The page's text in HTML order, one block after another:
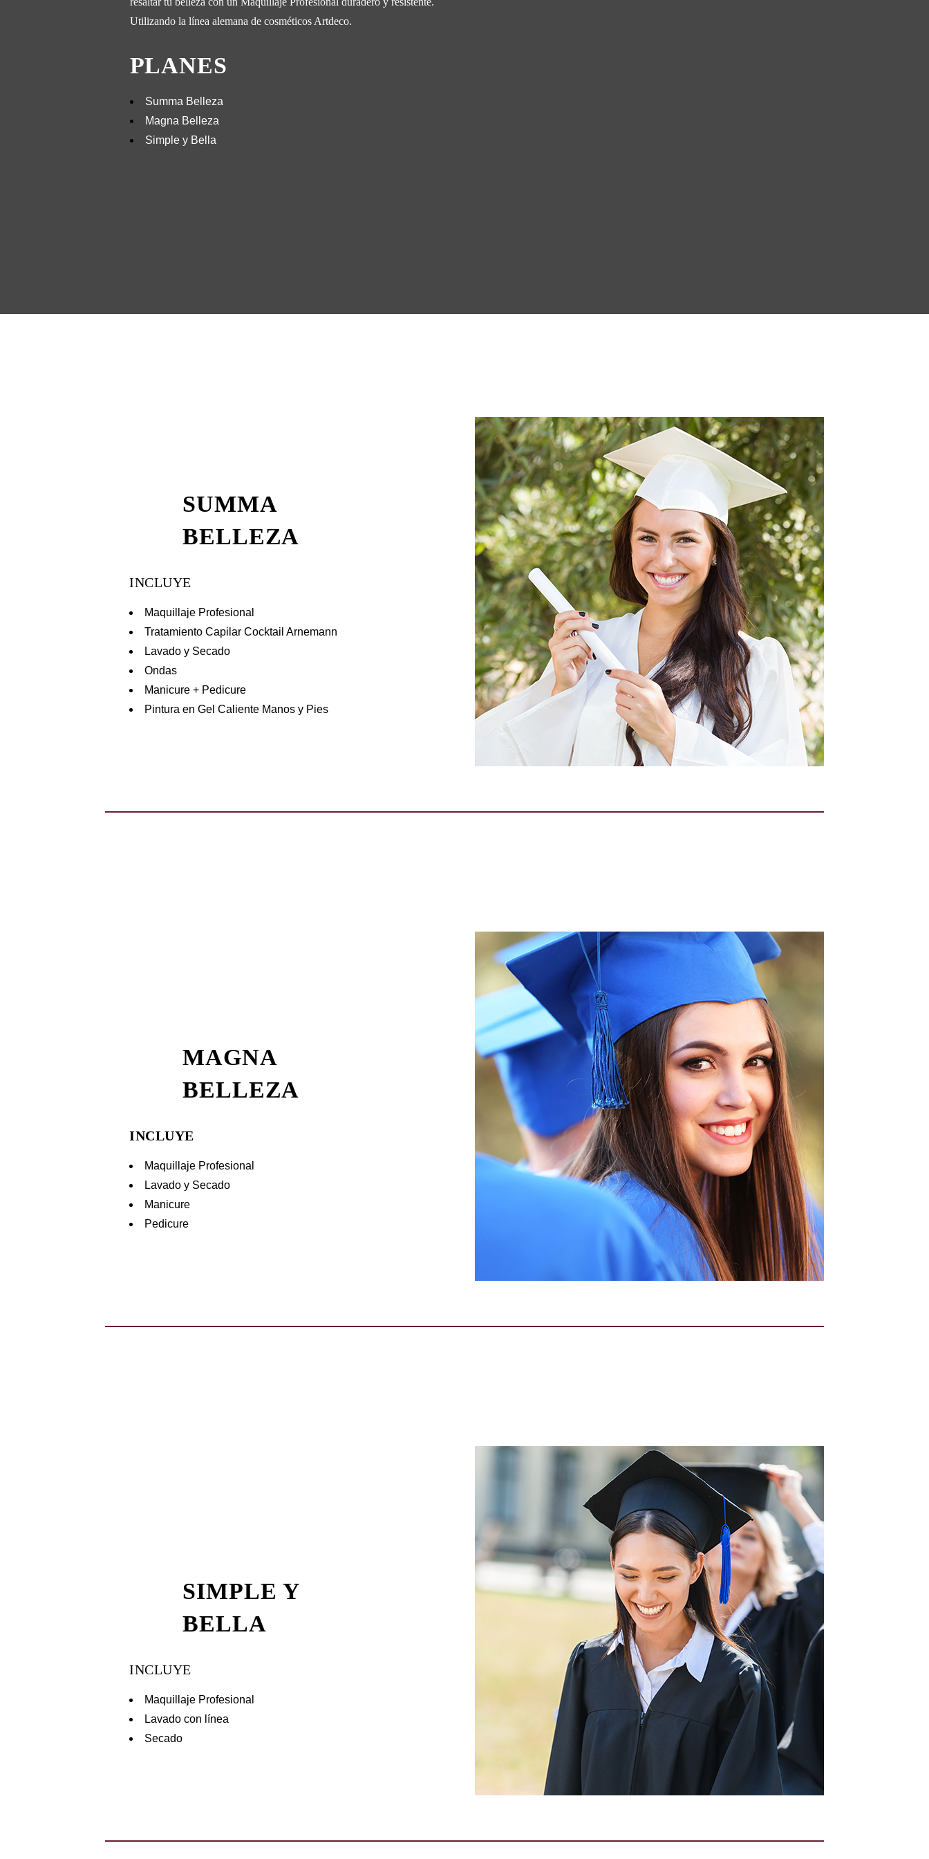
Utilizando la línea alemana de cosméticos Artdeco.
PLANES
Summa Belleza
Magna Belleza
Simple y Bella
SUMMA
BELLEZA
INCLUYE
Maquillaje Profesional
Tratamiento Capilar Cocktail Arnemann
Lavado y Secado
Ondas
Manicure + Pedicure
Pintura en Gel Caliente Manos y Pies
MAGNA
BELLEZA
INCLUYE
Maquillaje Profesional
Lavado y Secado
Manicure
Pedicure
SIMPLE Y
BELLA
INCLUYE
Maquillaje Profesional
Lavado con línea
Secado